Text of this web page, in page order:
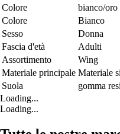
Colore
bianco/oro
Colore
Bianco
Sesso
Donna
Fascia d'età
Adulti
Assortimento
Wing
Materiale principale Materiale
Suola
gomma
Loading...
Loading...